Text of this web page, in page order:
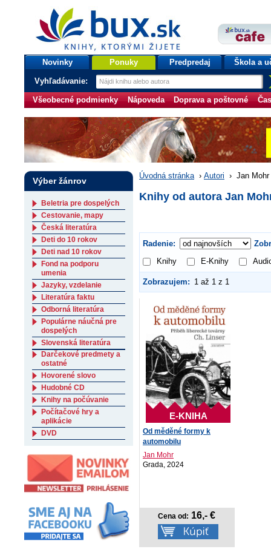
bux.sk
knihy, ktorými žijete
Úvodná stránka
Novinky Ponuky Predpredaj Škola a
Vyhľadávanie:
Všeobecné podmienky Nápoveda Doprava a poštovné
Úvodná stránka › Autori › Jan Mohr
Knihy od autora Jan
Radenie:
Knihy
E-Knihy
Zobrazujem: 1 až 1 z 1
E-KNIHA
Od měděné formy k
automobilu
Jan Mohr
Grada, 2024
Cena od: 16,- €
Výber žánrov
Beletria pre dospelých
Cestovanie, mapy
Česká literatúra
Deti do 10 rokov
Deti nad 10 rokov
Fond na podporu
umenia
Jazyky, vzdelanie
Literatúra faktu
Odborná literatúra
Populárne náučná pre
dospelých
Slovenská literatúra
Darčekové predmety a
ostatné
Hovorené slovo
Hudobné CD
Knihy na počúvanie
Počítačové hry a
aplikácie
DVD